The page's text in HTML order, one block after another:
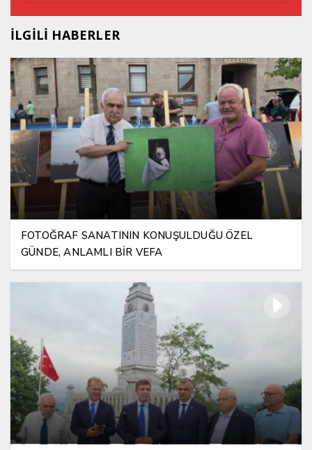
İLGİLİ HABERLER
FOTOĞRAF SANATININ KONUŞULDUĞU ÖZEL
GÜNDE, ANLAMLI BİR VEFA